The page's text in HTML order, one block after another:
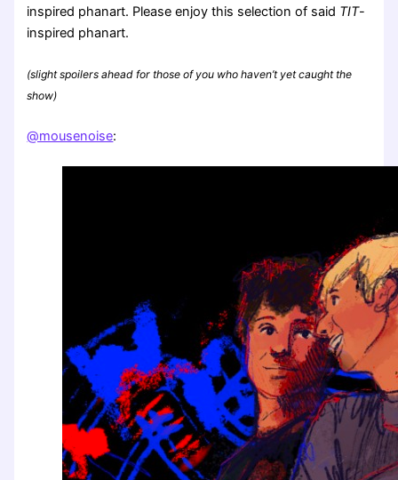
inspired phanart. Please enjoy this selection of said TIT-
inspired phanart.
(slight spoilers ahead for those of you who haven’t yet caught the
show)
@mousenoise: